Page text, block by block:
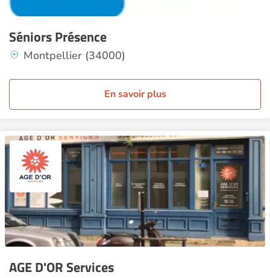
Séniors Présence
Montpellier (34000)
En savoir plus
AGE D'OR Services